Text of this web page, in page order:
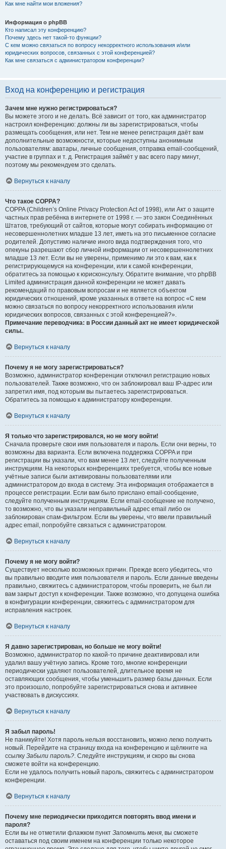
Как мне найти мои вложения?
Информация о phpBB
Кто написал эту конференцию?
Почему здесь нет такой-то функции?
С кем можно связаться по вопросу некорректного использования и/или
юридических вопросов, связанных с этой конференцией?
Как мне связаться с администратором конференции?
Вход на конференцию и регистрация
Зачем мне нужно регистрироваться?
Вы можете этого и не делать. Всё зависит от того, как администратор
настроил конференцию: должны ли вы зарегистрироваться, чтобы
размещать сообщения, или нет. Тем не менее регистрация даёт вам
дополнительные возможности, которые недоступны анонимным
пользователям: аватары, личные сообщения, отправка email-сообщений,
участие в группах и т. д. Регистрация займёт у вас всего пару минут,
поэтому мы рекомендуем это сделать.
Вернуться к началу
Что такое COPPA?
COPPA (Children’s Online Privacy Protection Act of 1998), или Акт о защите
частных прав ребёнка в интернете от 1998 г. — это закон Соединённых
Штатов, требующий от сайтов, которые могут собирать информацию от
несовершеннолетних младше 13 лет, иметь на это письменное согласие
родителей. Допустимо наличие иного вида подтверждения того, что
опекуны разрешают сбор личной информации от несовершеннолетних
младше 13 лет. Если вы не уверены, применимо ли это к вам, как к
регистрирующемуся на конференции, или к самой конференции,
обратитесь за помощью к юрисконсульту. Обратите внимание, что phpBB
Limited администрация данной конференции не может давать
рекомендаций по правовым вопросам и не является объектом
юридических отношений, кроме указанных в ответе на вопрос «С кем
можно связаться по вопросу некорректного использования и/или
юридических вопросов, связанных с этой конференцией?».
Примечание переводчика: в России данный акт не имеет юридической
силы..
Вернуться к началу
Почему я не могу зарегистрироваться?
Возможно, администратор конференции отключил регистрацию новых
пользователей. Также возможно, что он заблокировал ваш IP-адрес или
запретил имя, под которым вы пытаетесь зарегистрироваться.
Обратитесь за помощью к администратору конференции.
Вернуться к началу
Я только что зарегистрировался, но не могу войти!
Сначала проверьте свои имя пользователя и пароль. Если они верны, то
возможны два варианта. Если включена поддержка COPPA и при
регистрации вы указали, что вам менее 13 лет, следуйте полученным
инструкциям. На некоторых конференциях требуется, чтобы все новые
учётные записи были активированы пользователями или
администратором до входа в систему. Эта информация отображается в
процессе регистрации. Если вам было прислано email-сообщение,
следуйте полученным инструкциям. Если email-сообщение не получено,
то возможно, что вы указали неправильный адрес email либо он
заблокирован спам-фильтром. Если вы уверены, что ввели правильный
адрес email, попробуйте связаться с администратором.
Вернуться к началу
Почему я не могу войти?
Существует несколько возможных причин. Прежде всего убедитесь, что
вы правильно вводите имя пользователя и пароль. Если данные введены
правильно, свяжитесь с администратором, чтобы проверить, не был ли
вам закрыт доступ к конференции. Также возможно, что допущена ошибка
в конфигурации конференции, свяжитесь с администратором для
исправления настроек.
Вернуться к началу
Я давно зарегистрирован, но больше не могу войти!
Возможно, администратор по какой-то причине деактивировал или
удалил вашу учётную запись. Кроме того, многие конференции
периодически удаляют пользователей, длительное время не
оставляющих сообщения, чтобы уменьшить размер базы данных. Если
это произошло, попробуйте зарегистрироваться снова и активнее
участвовать в дискуссиях.
Вернуться к началу
Я забыл пароль!
Не паникуйте! Хотя пароль нельзя восстановить, можно легко получить
новый. Перейдите на страницу входа на конференцию и щёлкните на
ссылку Забыли пароль?. Следуйте инструкциям, и скоро вы снова
сможете войти на конференцию.
Если не удалось получить новый пароль, свяжитесь с администратором
конференции.
Вернуться к началу
Почему мне периодически приходится повторять ввод имени и
пароля?
Если вы не отметили флажком пункт Запомнить меня, вы сможете
оставаться под своим именем на конференции только некоторое